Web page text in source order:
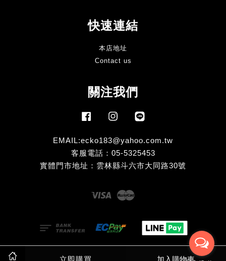
立即購買 加入購物車
快速連結
本店地址
Contact us
關注我們
Facebook Instagram
EMAIL:ecko183@yahoo.com.tw
客服電話：05-5325453
實體門市地址：雲林縣斗六市大同路30號
Visa